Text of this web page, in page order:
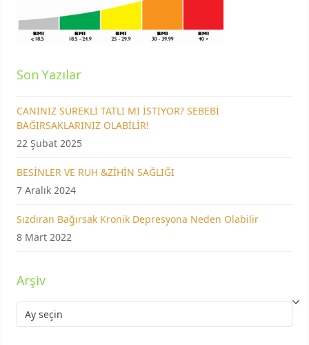
Son Yazılar
CANINIZ SÜREKLİ TATLI MI İSTİYOR? SEBEBİ
BAĞIRSAKLARINIZ OLABİLİR!
22 Şubat 2025
BESİNLER VE RUH &ZİHİN SAĞLIĞI
7 Aralık 2024
Sızdıran Bağırsak Kronik Depresyona Neden Olabilir
8 Mart 2022
Arşiv